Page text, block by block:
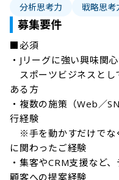
分析思考力 戦略思考
募集要件
■必須
・Jリーグに強い興味関心
スポーツビジネスとし
ある方
・複数の施策（Web／
行経験
※手を動かすだけでな
に関わったご経験
・集客やCRM支援など
顧客への提案経験